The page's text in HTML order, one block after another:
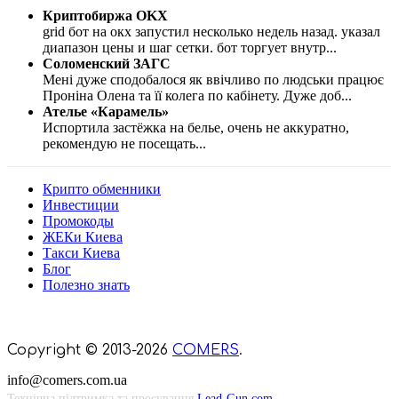
Криптобиржа OKX
grid бот на окх запустил несколько недель назад. указал
диапазон цены и шаг сетки. бот торгует внутр...
Соломенский ЗАГС
Мені дуже сподобалося як ввічливо по людськи працює
Проніна Олена та її колега по кабінету. Дуже доб...
Ателье «Карамель»
Испортила застёжка на белье, очень не аккуратно,
рекомендую не посещать...
Крипто обменники
Инвестиции
Промокоды
ЖЕКи Киева
Такси Киева
Блог
Полезно знать
Copyright © 2013-2026 COMERS.
info@comers.com.ua